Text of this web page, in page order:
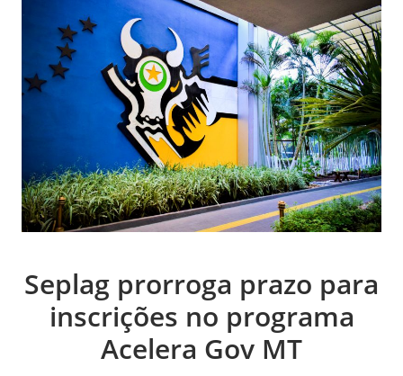
Seplag prorroga prazo para
inscrições no programa
Acelera Gov MT